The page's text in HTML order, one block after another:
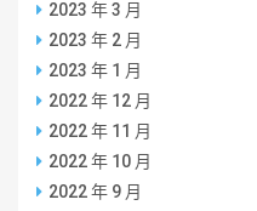
2023 年 3 月
2023 年 2 月
2023 年 1 月
2022 年 12 月
2022 年 11 月
2022 年 10 月
2022 年 9 月